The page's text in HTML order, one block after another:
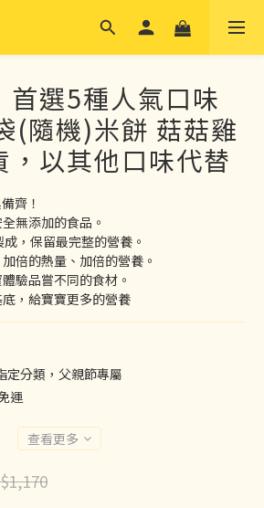
首選5種人氣口味
(隨機)米餅 菇菇雞
，以其他口味代替
齊！
無添加的食品。
，保留最完整的營養。
倍的熱量、加倍的營養。
驗品嘗不同的食材。
，給寶寶更多的營養
定分類，父親節專屬
運
查看更多